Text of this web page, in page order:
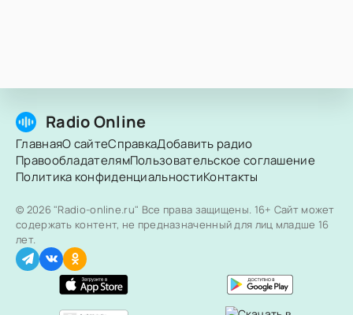
Radio Online
ГлавнаяО сайтеСправкаДобавить радио
ПравообладателямПользовательское соглашение
Политика конфиденциальностиКонтакты
© 2026 "Radio-online.ru" Все права защищены. 16+ Сайт может
содержать контент, не предназначенный для лиц младше 16
лет.